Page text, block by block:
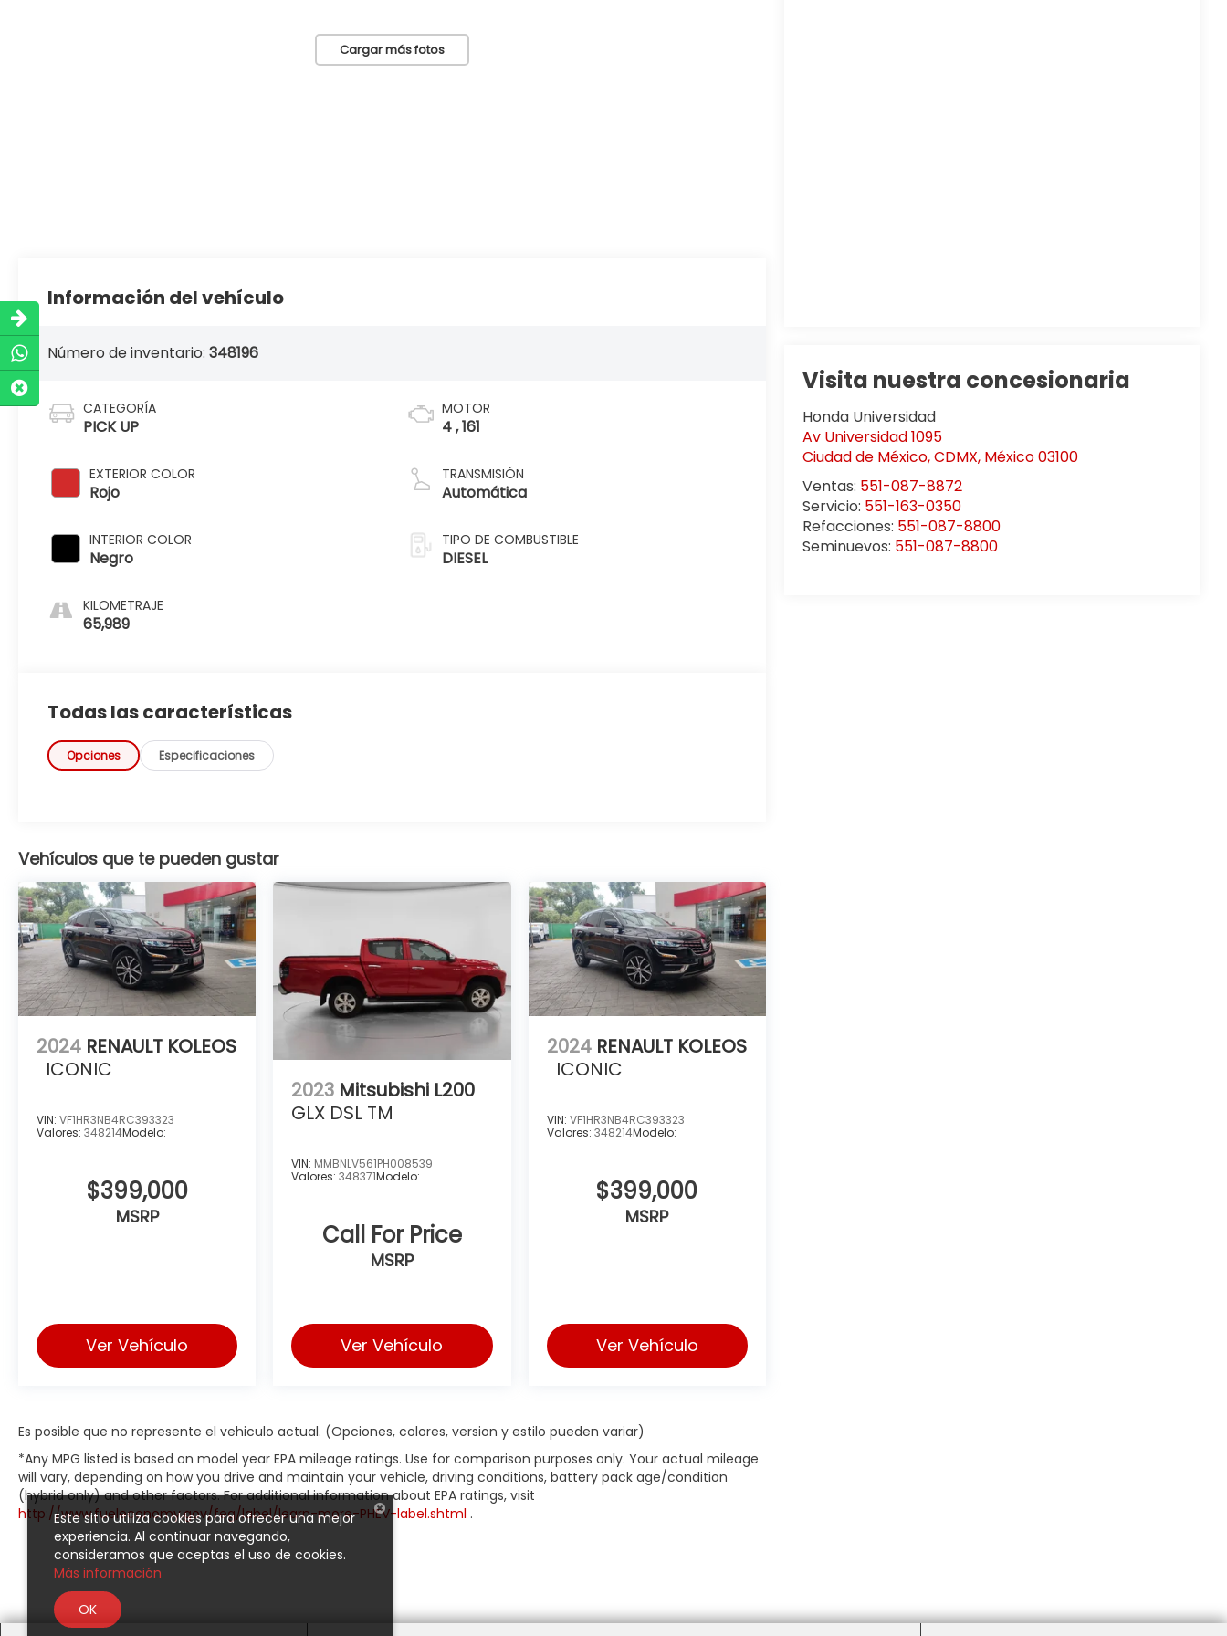
Cargar más fotos
Visita nuestra concesionaria
Honda Universidad
Av Universidad 1095
Ciudad de México,CDMX, México03100
Ventas: 551-087-8872
Servicio: 551-163-0350
Refacciones: 551-087-8800
Seminuevos: 551-087-8800
Información del vehículo
Número de inventario:348196
CATEGORÍA
PICK UP
EXTERIOR COLOR
Rojo
INTERIOR COLOR
Negro
KILOMETRAJE
65,989
MOTOR
4 , 161
TRANSMISIÓN
Automática
TIPO DE COMBUSTIBLE
DIESEL
Todas las características
Opciones Especificaciones
Vehículos que te pueden gustar
2024 RENAULT KOLEOS
ICONIC
VIN: VF1HR3NB4RC393323
Valores: 348214Modelo:
$399,000
MSRP
Ver Vehículo
2023 Mitsubishi L200
GLX DSL TM
VIN: MMBNLV561PH008539
Valores:348371Modelo:
Call For Price
MSRP
Ver Vehículo
2024 RENAULT KOLEOS
ICONIC
VIN: VF1HR3NB4RC393323
Valores: 348214Modelo:
$399,000
MSRP
Ver Vehículo
Es posible que no represente el vehiculo actual. (Opciones, colores, version y estilo pueden variar)
*Any MPG listed is based on model year EPA mileage ratings. Use for comparison purposes only. Your actual mileage
will vary, depending on how you drive and maintain your vehicle, driving conditions, battery pack age/condition
(hybrid only) and other factors. For additional information about EPA ratings, visit
http://www.fueleconomy.gov/feg/label/learn-more-PHEV-label.shtml .
Este sitio utiliza cookies para ofrecer una mejor
experiencia. Al continuar navegando,
consideramos que aceptas el uso de cookies.
Más información
OK